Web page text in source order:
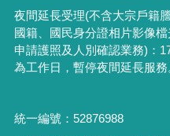
夜間延長受理(不含大宗戶籍
國籍、國民身分證相片影像
申請護照及人別確認業務) ：
為工作日，暫停夜間延長服務
統一編號：52876988